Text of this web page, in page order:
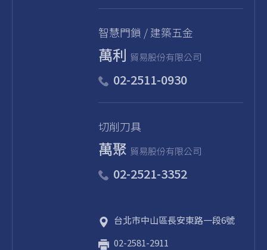
智慧門鎖 / 建築五金
萬利 貿易股份有限公司
02-2511-0930
切削刀具
萬聚 貿易股份有限公司
02-2521-3352
台北市中山區長安東路一段6號
02-2581-2911